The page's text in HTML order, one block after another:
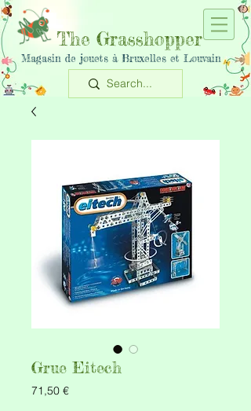
The Grasshopper
Magasin de jouets à Bruxelles et Louvain
Grue Eitech
71,50 €Prix